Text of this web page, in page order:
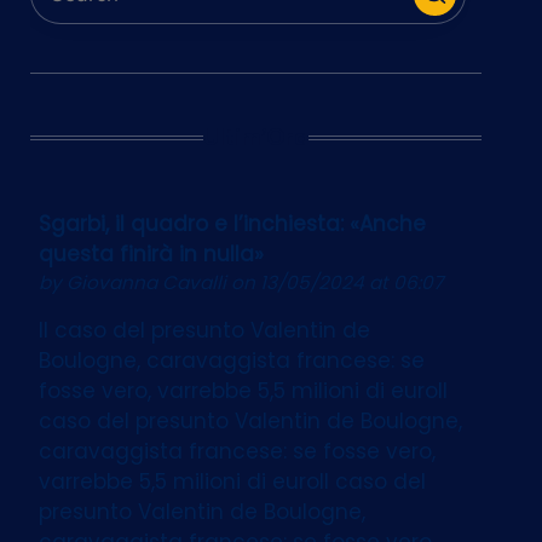
Ultim’Ora
Sgarbi, il quadro e l’inchiesta: «Anche
questa finirà in nulla»
by Giovanna Cavallion 13/05/2024 at 06:07
Il caso del presunto Valentin de
Boulogne, caravaggista francese: se
fosse vero, varrebbe 5,5 milioni di euroIl
caso del presunto Valentin de Boulogne,
caravaggista francese: se fosse vero,
varrebbe 5,5 milioni di euroIl caso del
presunto Valentin de Boulogne,